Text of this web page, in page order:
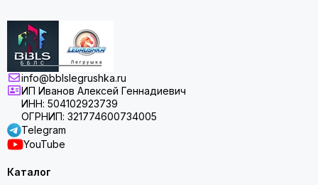
info@bblslegrushka.ru
ИП Иванов Алексей Геннадиевич
ИНН: 504102923739
ОГРНИП: 321774600734005
Telegram
YouTube
Каталог